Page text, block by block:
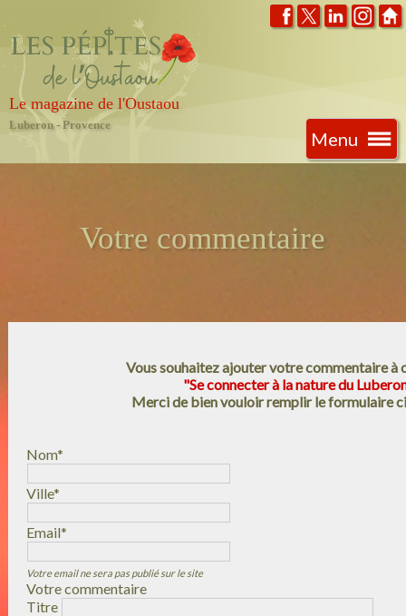
Le magazine de l'Oustaou
Luberon - Provence
Menu
Votre commentaire
Vous souhaitez ajouter votre commentaire à
"Se connecter à la nature du
Merci de bien vouloir remplir le formulaire
Nom*
Ville*
Email*
Votre email ne sera pas publié sur le site
Votre commentaire
Titre